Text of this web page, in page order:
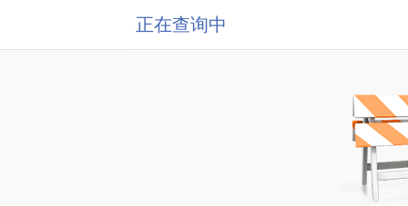
正在查询中